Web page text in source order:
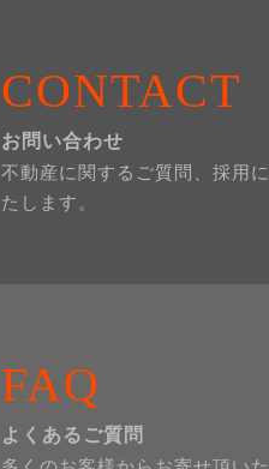
CONTACT
お問い合わせ
不動産に関するご質問、採用
たします。
FAQ
よくあるご質問